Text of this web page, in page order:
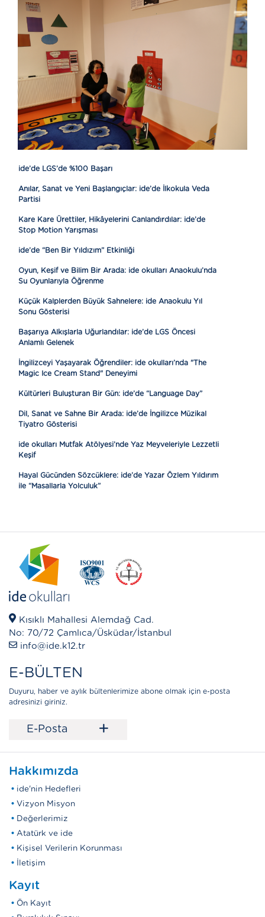
ide’de LGS’de %100 Başarı
Anılar, Sanat ve Yeni Başlangıçlar: ide’de İlkokula Veda
Partisi
Kare Kare Ürettiler, Hikâyelerini Canlandırdılar: ide’de
Stop Motion Yarışması
ide’de “Ben Bir Yıldızım” Etkinliği
Oyun, Keşif ve Bilim Bir Arada: ide okulları Anaokulu’nda
Su Oyunlarıyla Öğrenme
Küçük Kalplerden Büyük Sahnelere: ide Anaokulu Yıl
Sonu Gösterisi
Başarıya Alkışlarla Uğurlandılar: ide’de LGS Öncesi
Anlamlı Gelenek
İngilizceyi Yaşayarak Öğrendiler: ide okulları’nda "The
Magic Ice Cream Stand" Deneyimi
Kültürleri Buluşturan Bir Gün: ide’de “Language Day”
Dil, Sanat ve Sahne Bir Arada: ide’de İngilizce Müzikal
Tiyatro Gösterisi
ide okulları Mutfak Atölyesi’nde Yaz Meyveleriyle Lezzetli
Keşif
Hayal Gücünden Sözcüklere: ide’de Yazar Özlem Yıldırım
ile “Masallarla Yolculuk”
Kısıklı Mahallesi Alemdağ Cad.
No: 70/72 Çamlıca/Üsküdar/İstanbul
info@ide.k12.tr
E-BÜLTEN
Duyuru, haber ve aylık bültenlerimize abone olmak için e-posta
adresinizi giriniz.
E-Posta +
Hakkımızda
ide'nin Hedefleri
Vizyon Misyon
Değerlerimiz
Atatürk ve ide
Kişisel Verilerin Korunması
İletişim
Kayıt
Ön Kayıt